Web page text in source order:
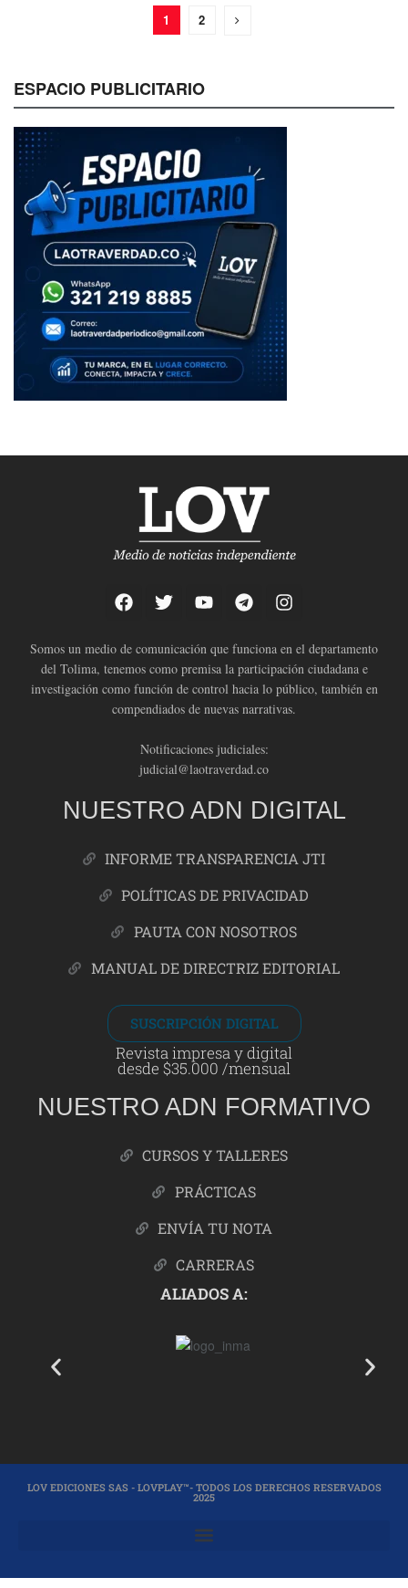
1 2
ESPACIO PUBLICITARIO
Somos un medio de comunicación que funciona en el departamento
del Tolima, tenemos como premisa la participación ciudadana e
investigación como función de control hacia lo público, también en
compendiados de nuevas narrativas.
Notificaciones judiciales:
judicial@laotraverdad.co
NUESTRO ADN DIGITAL
INFORME TRANSPARENCIA JTI
POLÍTICAS DE PRIVACIDAD
PAUTA CON NOSOTROS
MANUAL DE DIRECTRIZ EDITORIAL
SUSCRIPCIÓN DIGITAL
Revista impresa y digital
desde $35.000 /mensual
NUESTRO ADN FORMATIVO
CURSOS Y TALLERES
PRÁCTICAS
ENVÍA TU NOTA
CARRERAS
ALIADOS A:
LOV EDICIONES SAS - LOVPLAY™- TODOS LOS DERECHOS RESERVADOS
2025